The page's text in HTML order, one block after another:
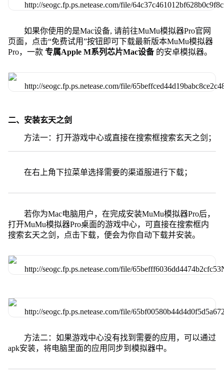
如果你使用的是Mac设备, 请前往MuMu模拟器Pro官网
页面，点击“免费试用”按钮即可下载最新版本MuMu模拟器
Pro，一款 专属Apple M系列芯片Mac设备 的安卓模拟器。
二、安装玄天之剑
方法一：打开游戏中心或直接在搜索框搜索玄天之剑；
在右上角下拉菜单选择需要的渠道服进行下载；
若你为Mac电脑用户，在完成安装MuMu模拟器Pro后，
打开MuMu模拟器Pro桌面的游戏中心，可直接在搜索框内
搜索玄天之剑，点击下载，便会为你自动下载并安装。
方法二：如果游戏中心没有找到需要的应用，可以通过
apk安装，将电脑里面的应用同步到模拟器中。